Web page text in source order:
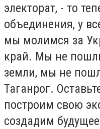
электорат, - то
объединения, у
мы молимся за
край. Мы не
земли, мы не
Таганрог.
построим свою
создадим